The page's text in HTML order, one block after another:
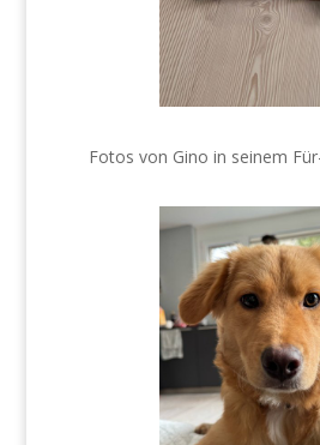
Fotos von Gino in seinem